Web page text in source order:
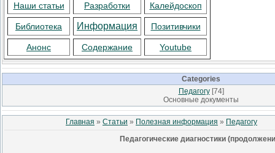
Наши статьи Разработки Калейдоскоп
Библиотека Информация Позитивчики
Анонс Содержание Youtube
Categories
Педагогу [74]
Основные документы
Главная » Статьи » Полезная информация » Педагогу
Педагогические диагностики